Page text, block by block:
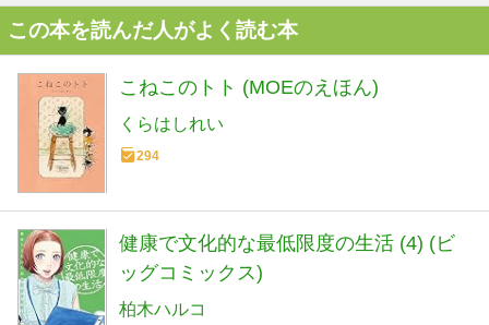
この本を読んだ人がよく読む本
こねこのトト (MOEのえほん)
くらはしれい
294
健康で文化的な最低限度の生活 (4) (ビ
ッグコミックス)
柏木ハルコ